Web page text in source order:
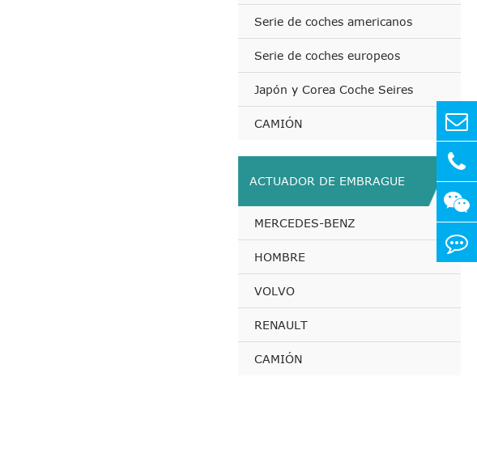
Serie de coches americanos
Serie de coches europeos
Japón y Corea Coche Seires
CAMIÓN
ACTUADOR DE EMBRAGUE
MERCEDES-BENZ
HOMBRE
VOLVO
RENAULT
CAMIÓN